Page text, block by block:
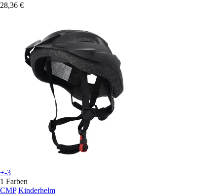
28,36 €
+-3
1 Farben
CMP Kinderhelm